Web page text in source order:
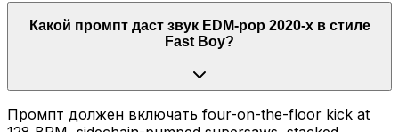
Какой промпт даст звук EDM-pop 2020-х в стиле
Fast Boy?
Промпт должен включать four-on-the-floor kick at